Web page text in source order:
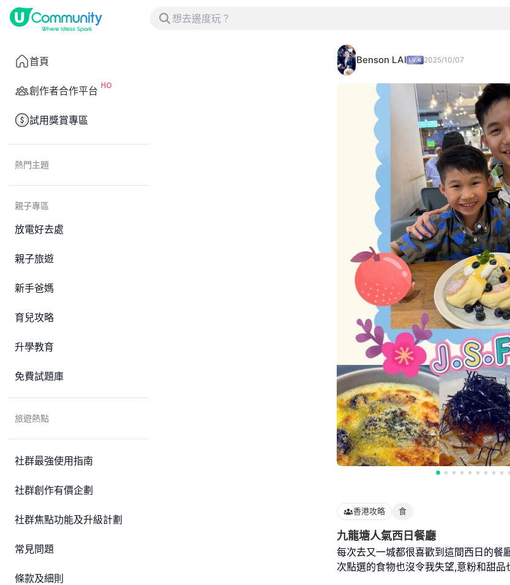
首頁
創作者合作平台
試用獎賞專區
熱門主題
親子專區
放電好去處
親子旅遊
新手爸媽
育兒攻略
升學教育
免費試題庫
旅遊熱點
社群最強使用指南
社群創作有價企劃
社群焦點功能及升級計劃
常見問題
條款及細則
Benson LAI 2025/10/07
香港攻略 食
九龍塘人氣西日餐廳
每次去又一城都很喜歡到這間西日的餐
次點選的食物也沒令我失望,意粉和甜品